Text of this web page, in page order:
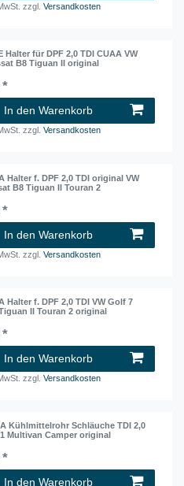
zzgl.Versandkosten
Halter für DPF 2,0 TDI CUAA VW
B8 Tiguan II original
*
In den Warenkorb
zzgl.Versandkosten
Halter f. DPF 2,0 TDI original VW
B8 Tiguan II Touran 2
*
In den Warenkorb
zzgl.Versandkosten
Halter f. DPF 2,0 TDI VW Golf 7
II Touran 2 original
*
In den Warenkorb
zzgl.Versandkosten
Kühlmittelrohr Schläuche TDI 2,0
Multivan Camper original
*
In den Warenkorb